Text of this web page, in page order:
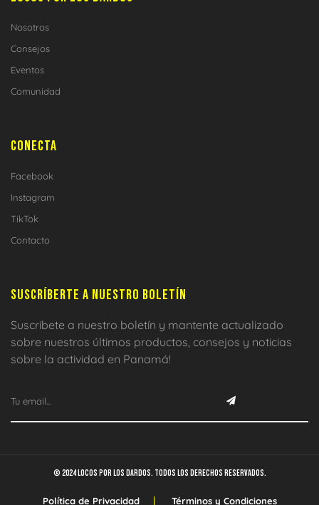
Nosotros
Consejos
Eventos
Comunidad
CONECTA
Facebook
Instagram
TikTok
Contacto
SUSCRÍBERTE A NUESTRO BOLETÍN
Suscríbete a nuestro boletín y mantente actualizado
sobre nuestros últimos productos, consejos y noticias
sobre la actividad en Panamá!
© 2024 Locos por los dardos. Todos los derechos reservados.
Política de Privacidad Términos y Condiciones